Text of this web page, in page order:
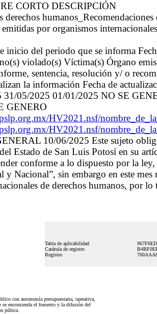
CORTO DESCRIPCIÓN
derechos
por organismos internacionales
inicio del periodo que se informa
violado(s) Víctima(s) Órgano
sentencia, resolución y/ o
la información Fecha de
05/2025 01/01/2025 NO SE
GENERO
HV2021.nsf/
HV2021.nsf/
10/06/2025 Este sujeto
Estado de San Luis Potosí en su
conforme a lo dispuesto por la
y Nacional”, sin embargo en este
de derechos humanos, por
Tabla de aplicabilidad
Carátula de registro
Registro
con autonomía presupuestaria, operativa,
se encomienda el fomento y la difusión del
púbica.